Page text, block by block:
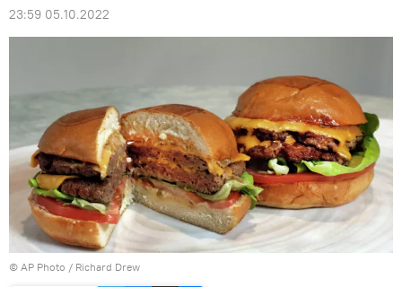
23:59 05.10.2022
© AP Photo / Richard Drew